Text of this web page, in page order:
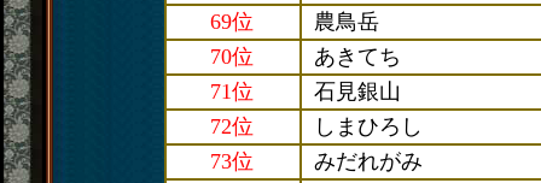
69位
農鳥岳
70位
あきてち
71位
石見銀山
72位
しまひろし
73位
みだれがみ